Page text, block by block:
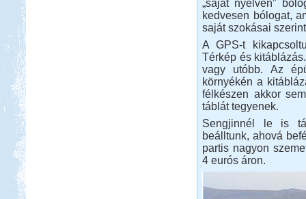
„saját nyelvén”
kedvesen bólogat,
saját szokásai
A GPS-t
Térkép és
vagy utóbb. Az
környékén a
félkészen akkor
táblát tegyenek.
Sengjinnél le is
beálltunk, ahová
partis nagyon
4 eurós áron.